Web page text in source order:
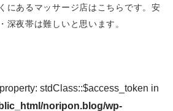
にあるマッサージ店はこちらです。安
深夜帯は難しいと思います。
stdClass::$access_token in
noripon.blog/wp-